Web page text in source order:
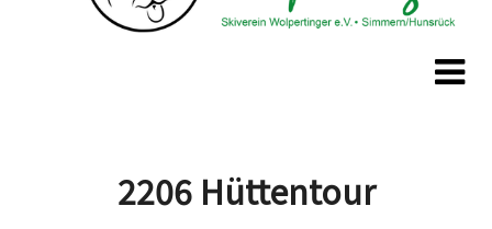
2206 Hüttentour